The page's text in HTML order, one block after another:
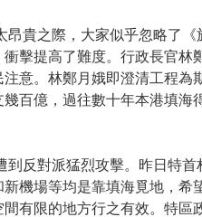
貴之際，大家似乎忽略了《
擊提高了難度。行政長官林
意。林鄭月娥即澄清工程為
百億，過往數十年本港填海
反對派猛烈攻擊。昨日特首
機場等均是靠填海覓地，希
有限的地方行之有效。特區